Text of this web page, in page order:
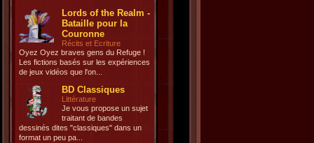
Lords of the Realm -
Bataille pour la
Couronne
Récits et Ecriture
Oyez Oyez braves gens du Refuge !
Les fictions basés sur les expériences
de jeux vidéos que l'on...
BD Classiques
Littérature
Je vous propose un sujet
traitant de bandes
dessinés dites "classiques" dans un
format un peu pa...